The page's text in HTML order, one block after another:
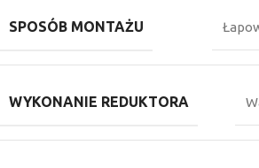
SPOSÓB MONTAŻU
WYKONANIE REDUKTORA